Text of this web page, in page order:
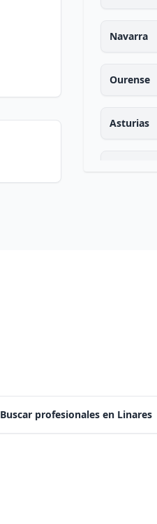
Navarra
Ourense
Asturias
Buscar profesionales en Linares